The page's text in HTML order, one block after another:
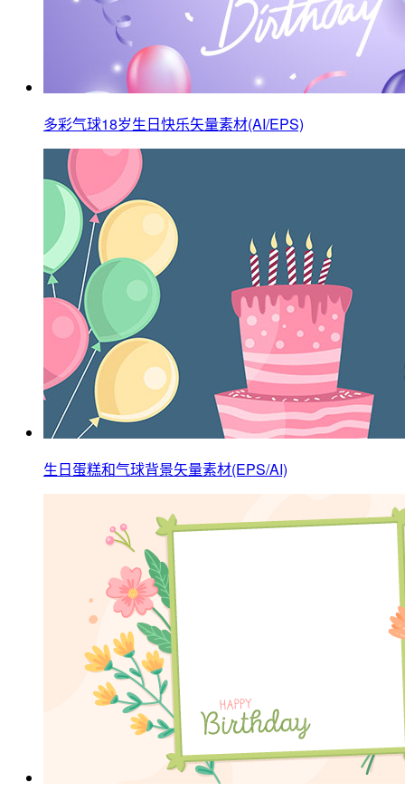
多彩气球18岁生日快乐矢量素材(AI/EPS)
生日蛋糕和气球背景矢量素材(EPS/AI)